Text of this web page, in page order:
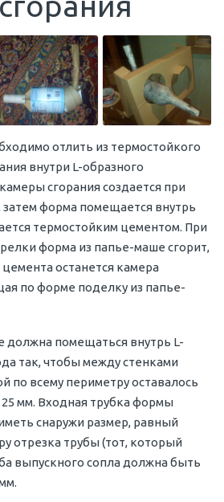
отлить из термостойкого
внутри L-образного
сгорания создается при
форма помещается внутрь
термостойким цементом. При
форма из папье-маше сгорит,
останется камера
по форме поделку из папье-
помещаться внутрь L-
так, чтобы между стенками
по всему периметру оставалось
мм. Входная трубка формы
снаружи размер, равный
отрезка трубы (тот, который
выпускного сопла должна быть